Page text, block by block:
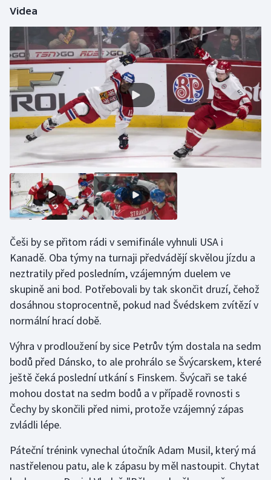
Plavání
Plážový volejbal
Ragby
Rychlobruslení
Rychlostní kanoistika
Short track
Sportovní střelba
Stolní tenis
Triatlon
Veslování
Vodní slalom
Ostatní
Videa
Češi by se přitom rádi v semifinále vyhnuli USA i
Kanadě. Oba týmy na turnaji předvádějí skvělou jízdu a
neztratily před posledním, vzájemným duelem ve
skupině ani bod. Potřebovali by tak skončit druzí, čehož
dosáhnou stoprocentně, pokud nad Švédskem zvítězí v
normální hrací době.
Výhra v prodloužení by sice Petrův tým dostala na sedm
bodů před Dánsko, to ale prohrálo se Švýcarskem, které
ještě čeká poslední utkání s Finskem. Švýcaři se také
mohou dostat na sedm bodů a v případě rovnosti s
Čechy by skončili před nimi, protože vzájemný zápas
zvládli lépe.
Páteční trénink vynechal útočník Adam Musil, který má
nastřelenou patu, ale k zápasu by měl nastoupit. Chytat